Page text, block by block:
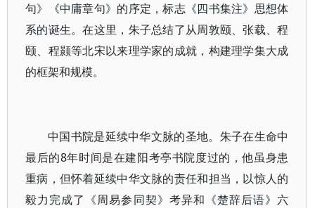
句》《中庸章句》的序定，标志《四书集注》思想体
系的诞生。在这里，朱子总结了从周敦颐、张载、程
颐、程颢等北宋以来理学家的成就，构建理学集大成
的框架和规模。
中国书院是延续中华文脉的圣地。朱子在生命中
最后的8年时间是在建阳考亭书院度过的，他虽身患
重病，但怀着延续中华文脉的责任和担当，以惊人的
毅力完成了《周易参同契》考异和《楚辞后语》六